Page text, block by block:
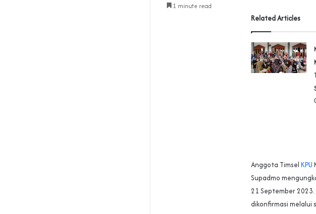
Related Articles
Anggota Timsel KPU
Supadmo
21 September 2023.
dikonfirmasi melalui
1 minute read